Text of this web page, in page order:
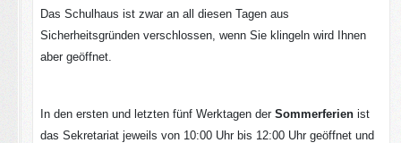
Das Schulhaus ist zwar an all diesen Tagen aus
Sicherheitsgründen verschlossen, wenn Sie klingeln wird Ihnen
aber geöffnet.
In den ersten und letzten fünf Werktagen derSommerferien ist
das Sekretariat jeweils von 10:00 Uhr bis 12:00 Uhr geöffnet und